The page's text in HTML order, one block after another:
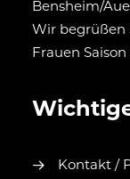
Bensheim/
Wir begrüßen
Frauen
Kontakt /